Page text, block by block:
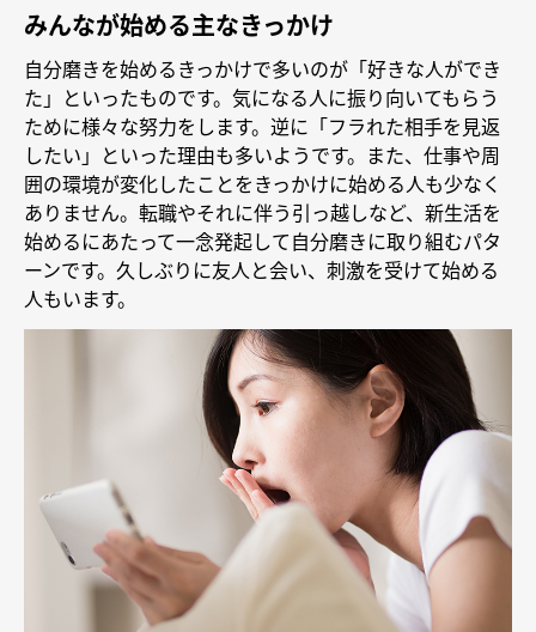
みんなが始める主なきっかけ
自分磨きを始めるきっかけで多いのが「好きな人ができ
た」といったものです。気になる人に振り向いてもらう
ために様々な努力をします。逆に「フラれた相手を見返
したい」といった理由も多いようです。また、仕事や周
囲の環境が変化したことをきっかけに始める人も少なく
ありません。転職やそれに伴う引っ越しなど、新生活を
始めるにあたって一念発起して自分磨きに取り組むパタ
ーンです。久しぶりに友人と会い、刺激を受けて始める
人もいます。